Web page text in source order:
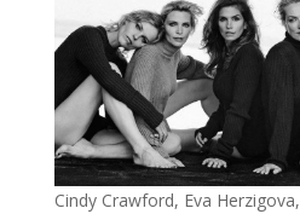
Cindy Crawford, Eva